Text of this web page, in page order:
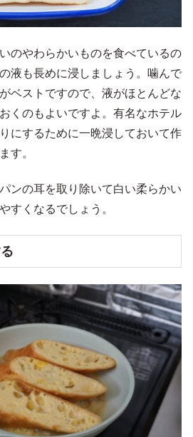
のやわらかいものを食べているの
液も長めに浸しましょう。噛んで
ベストですので、液がほとんどな
くのもよいですよ。有名なホテル
にするために一晩浸しておいて作
す。
ンの耳を取り除いて白い柔らかい
すくなるでしょう。